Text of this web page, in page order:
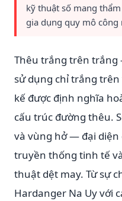
kỹ thuật số mang
gia dụng quy mô công
Thêu trắng trên
sử dụng chỉ trắng
kế được định nghĩa
cấu trúc đường thêu.
và vùng hở — đại
truyền thống tinh tế
thuật dệt may. Từ sự
Hardanger Na Uy với